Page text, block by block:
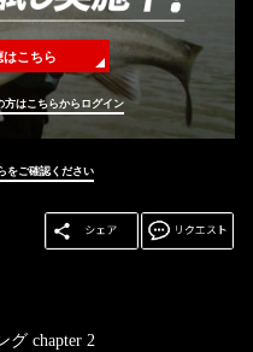
こちら
方はこちらからログイン
をご確認ください
グ chapter 2